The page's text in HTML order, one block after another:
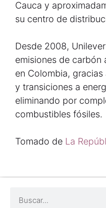
Cauca y
su centro de
Desde 2008,
emisiones de carbón
en Colombia,
y transiciones a
eliminando por
combustibles fósiles.
Tomado de La